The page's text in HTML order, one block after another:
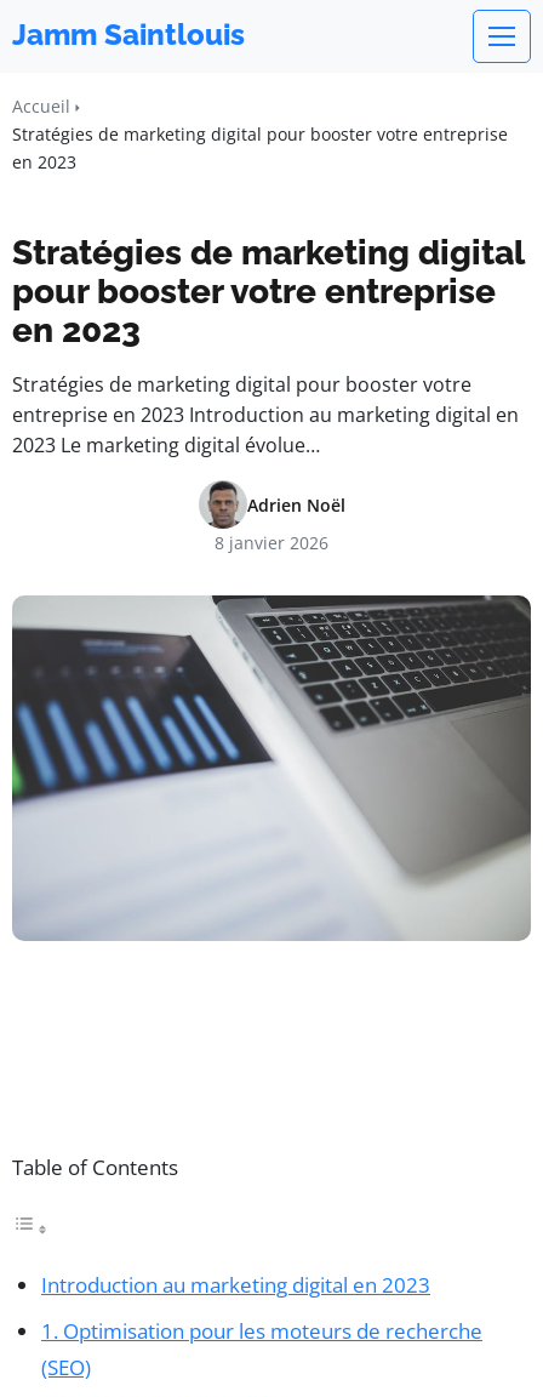
Jamm Saintlouis
Accueil
Stratégies de marketing digital pour booster votre entreprise
en 2023
Stratégies de marketing digital
pour booster votre entreprise
en 2023
Stratégies de marketing digital pour booster votre
entreprise en 2023 Introduction au marketing digital en
2023 Le marketing digital évolue…
Adrien Noël
8 janvier 2026
Table of Contents
Introduction au marketing digital en 2023
1. Optimisation pour les moteurs de recherche
(SEO)